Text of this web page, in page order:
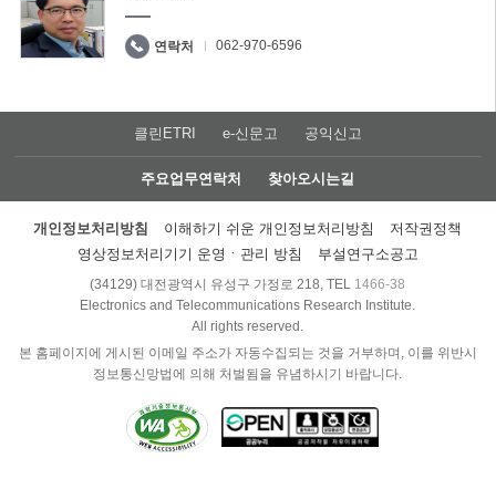
연락처 062-970-6596
클린ETRI e-신문고 공익신고
주요업무연락처 찾아오시는길
개인정보처리방침 이해하기 쉬운 개인정보처리방침
저작권정책
영상정보처리기기 운영ㆍ관리 방침
부설연구소공고
(34129) 대전광역시 유성구 가정로 218, TEL 1466-38
Electronics and Telecommunications Research Institute.
All rights reserved.
본 홈페이지에 게시된 이메일 주소가 자동수집되는 것을 거부하며, 이를 위반시
정보통신망법에 의해 처벌됨을 유념하시기 바랍니다.